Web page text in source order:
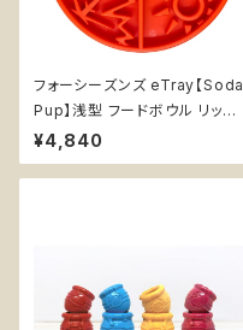
フォーシーズンズ eTray【Soda
Pup】浅型 フードボウル リック
マット 早食い防止皿 スローフィ
ーダー 知育 エンリッチメント F
¥4,840